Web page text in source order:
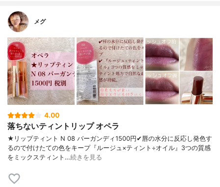
メグ
4.00
落ちないティントリップ オペラ
★リップティント N 08 バーガンディ1500円✔︎唇の水分に反応し発色す
るので付けたての色をキープ『ルージュ×ティント÷オイル』3つの質感
をミックスティント…続きを見る